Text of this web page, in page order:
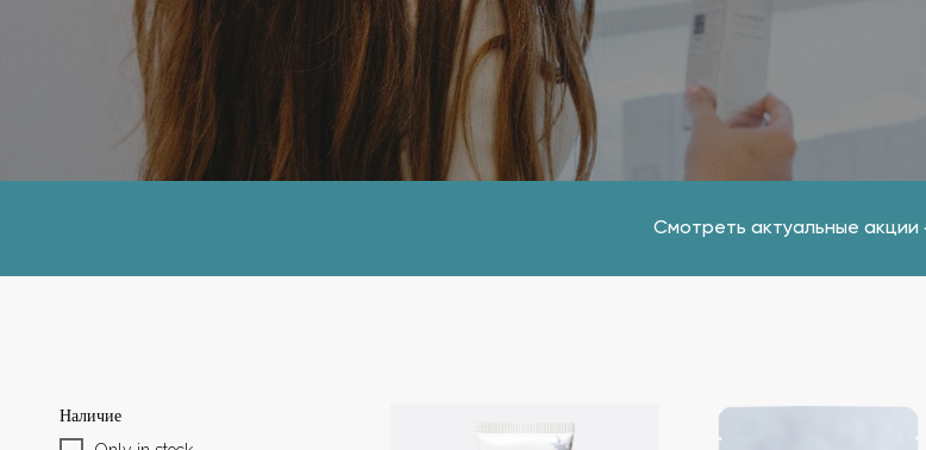
Смотреть актуальные акции
Наличие